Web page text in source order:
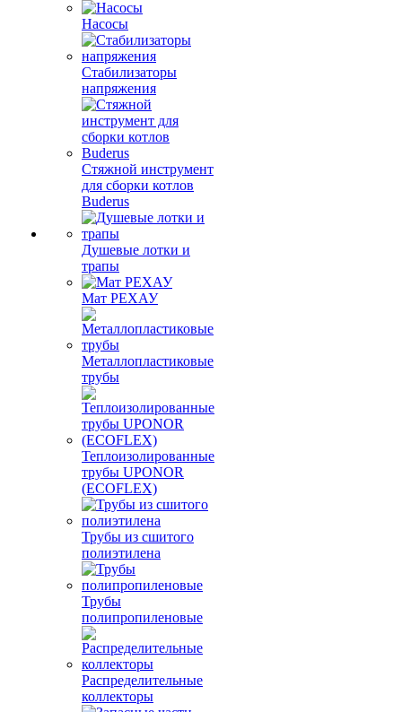
Насосы
Стабилизаторы
напряжения
Стяжной инструмент
для сборки котлов
Buderus
Душевые лотки и
трапы
Мат РЕХАУ
Металлопластиковые
трубы
Теплоизолированные
трубы UPONOR
(ECOFLEX)
Трубы из сшитого
полиэтилена
Трубы
полипропиленовые
Распределительные
коллекторы